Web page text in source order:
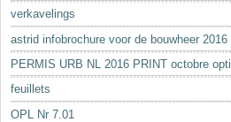
verkavelings
astrid infobrochure voor de bouwheer 2016
PERMIS URB NL 2016 PRINT octobre opti
feuillets
OPL Nr 7.01